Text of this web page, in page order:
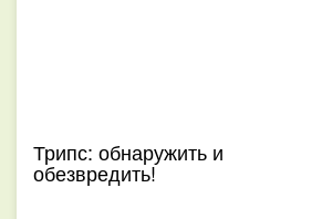
Трипс: обнаружить и
обезвредить!